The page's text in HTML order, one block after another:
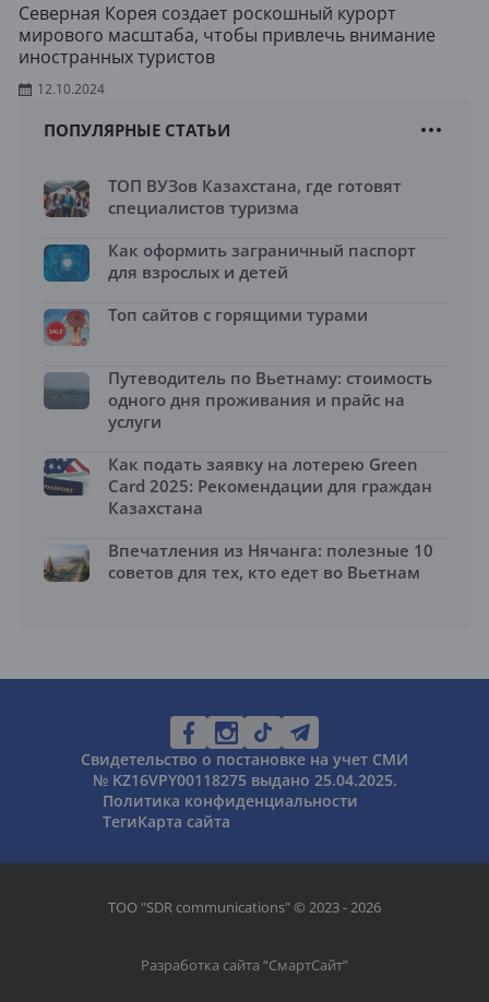
Северная Корея создает роскошный курорт
мирового масштаба, чтобы привлечь внимание
иностранных туристов
12.10.2024
ПОПУЛЯРНЫЕ СТАТЬИ
ТОП ВУЗов Казахстана, где готовят
специалистов туризма
Как оформить заграничный паспорт
для взрослых и детей
Топ сайтов с горящими турами
Путеводитель по Вьетнаму: стоимость
одного дня проживания и прайс на
услуги
Как подать заявку на лотерею Green
Card 2025: Рекомендации для граждан
Казахстана
Впечатления из Нячанга: полезные 10
советов для тех, кто едет во Вьетнам
Свидетельство о постановке на учет СМИ
№ KZ16VPY00118275 выдано 25.04.2025.
Политика конфиденциальности
ТегиКарта сайта
ТОО "SDR communications" © 2023 - 2026
Разработка сайта “СмартСайт”